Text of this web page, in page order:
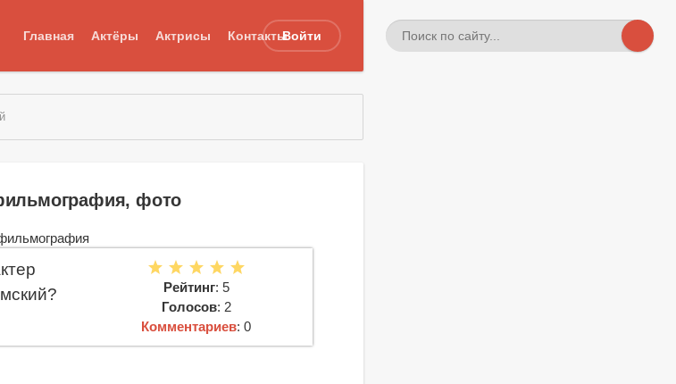
Главная Актёры Актрисы КонтактыВойти
фото
Рейтинг: 5
Голосов: 2
Комментариев: 0